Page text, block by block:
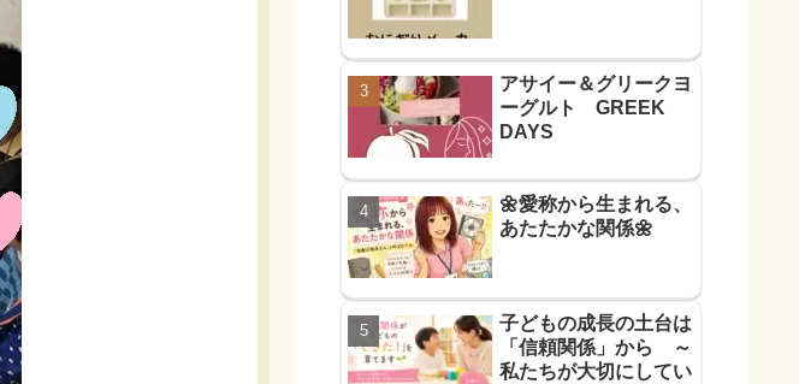
アサイー＆グリークヨ
ーグルト GREEK
DAYS
🌼愛称から生まれる、
あたたかな関係🌼
子どもの成長の土台は
「信頼関係」から ～
私たちが大切にしてい